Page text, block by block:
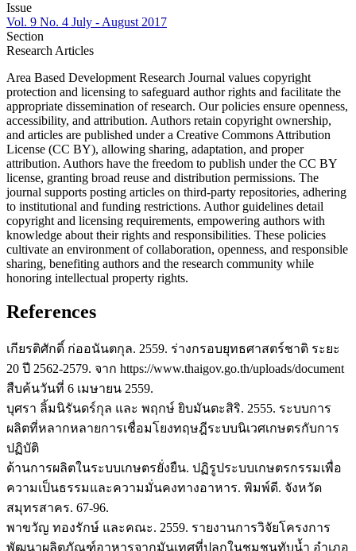
Issue
Vol. 9 No. 4 July - August 2017
Section
Research Articles
Area Based Development Research Journal values copyright
protection and licensing to safeguard author rights and facilitate the
appropriate dissemination of research. Our policies ensure openness,
accessibility, and attribution. Authors retain copyright ownership,
and articles are published under a Creative Commons Attribution
License (CC BY), allowing sharing, adaptation, and proper
attribution. Authors have the freedom to publish under the CC BY
license, granting broad reuse and distribution permissions. The
journal supports posting articles on third-party repositories, adhering
to institutional and funding restrictions. Author guidelines detail
copyright and licensing requirements, empowering authors with
knowledge about their rights and responsibilities. These policies
cultivate an environment of collaboration, openness, and responsible
sharing, benefiting authors and the research community while
honoring intellectual property rights.
References
เกียรติศักดิ์ ก่ออนันตกุล. 2559. ร่างกรอบยุทธศาสตร์ชาติ ระยะ
20 ปี 2562-2579. จาก https://www.thaigov.go.th/uploads/document
สืบค้นวันที่ 6 เมษายน 2559.
บุศรา ลิ้มนิรันดร์กุล และ พฤกษ์ ยิบมันตะสิริ. 2555. ระบบการ
ผลิตที่หลากหลายการเชื่อมโยงทฤษฎีระบบนิเวศเกษตรกับการ
ปฏิบัติ
ด้านการผลิตในระบบเกษตรยั่งยืน. ปฏิรูประบบเกษตรกรรมเพื่อ
ความเป็นธรรมและความมั่นคงทางอาหาร. พิมพ์ดี. จังหวัด
สมุทรสาคร. 67-96.
พาขวัญ ทองรักษ์ และคณะ. 2559. รายงานการวิจัยโครงการ
พัฒนาผลิตภัณฑ์อาหารจากมันเทศที่ปลูกในชุมชนทับน้ำ อำเภอ